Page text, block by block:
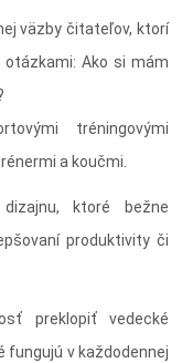
väzby čitateľov, ktorí
Ako si mám
tréningovými
a koučmi.
ktoré bežne
produktivity či
preklopiť vedecké
fungujú v každodennej